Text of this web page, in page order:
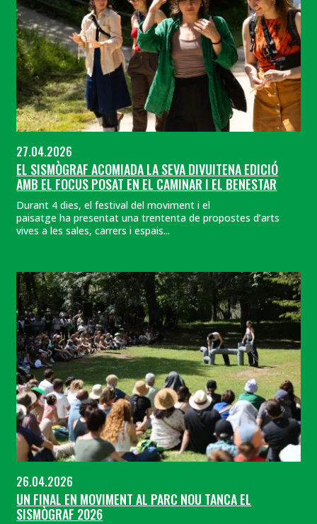
27.04.2026
EL SISMÒGRAF ACOMIADA LA SEVA DIVUITENA EDICIÓ
AMB EL FOCUS POSAT EN EL CAMINAR I EL BENESTAR
Durant 4 dies, el festival del moviment i el
paisatge ha presentat una trententa de propostes d’arts
vives a les sales, carrers i espais...
26.04.2026
UN FINAL EN MOVIMENT AL PARC NOU TANCA EL
SISMÒGRAF 2026